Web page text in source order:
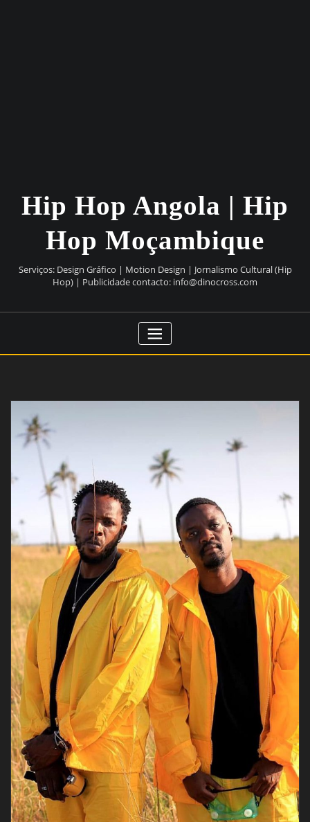
Hip Hop Angola | Hip
Hop Moçambique
Serviços: Design Gráfico | Motion Design | Jornalismo Cultural (Hip
Hop) | Publicidade contacto: info@dinocross.com